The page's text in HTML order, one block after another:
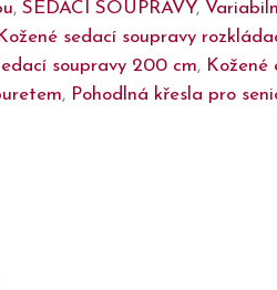
, SEDACÍ SOUPRAVY,
Kožené sedací soupravy
soupravy 200 cm, Kožené
, Pohodlná křesla pro